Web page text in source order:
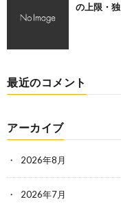
の上限・
最近のコメント
アーカイブ
2026年8月
2026年7月